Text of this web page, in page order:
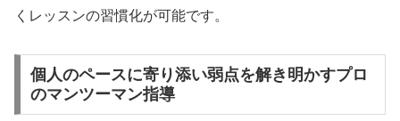
くレッスンの習慣化が可能です。
個人のペースに寄り添い弱点を解き明かすプロ
のマンツーマン指導